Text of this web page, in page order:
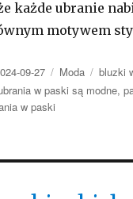
każde ubranie
motywem
09-27 Kategorie
Moda Tagi
bluzki
w paski są modne,
w paski